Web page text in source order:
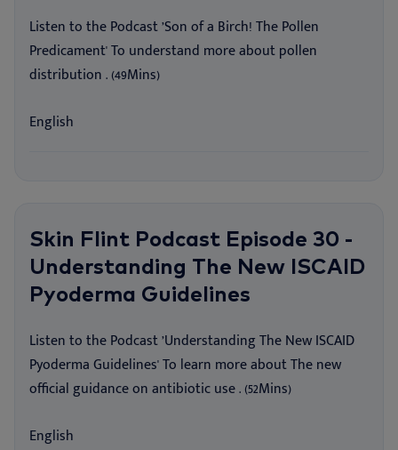
Listen to the Podcast ’Son of a Birch! The Pollen
Predicament' To understand more about pollen
distribution . (49Mins)
English
Skin Flint Podcast Episode 30 -
Understanding The New ISCAID
Pyoderma Guidelines
Listen to the Podcast ’Understanding The New ISCAID
Pyoderma Guidelines' To learn more about The new
official guidance on antibiotic use . (52Mins)
English